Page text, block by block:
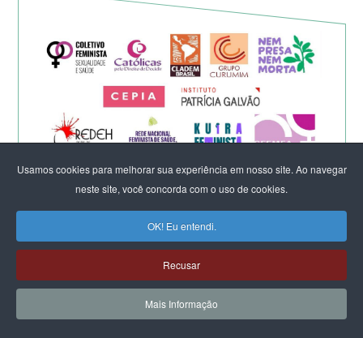
Usamos cookies para melhorar sua experiência em nosso site. Ao navegar
neste site, você concorda com o uso de cookies.
OK! Eu entendi.
Recusar
Mais Informação
Eleição de Erika Hilton para
presidente da Comissão da
Mulher é um fato importante
para a democracia